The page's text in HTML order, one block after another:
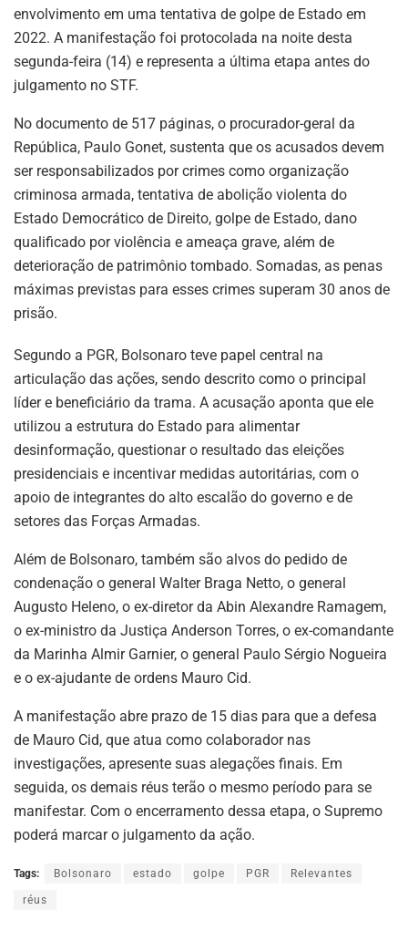
envolvimento em uma tentativa de golpe de Estado em
2022. A manifestação foi protocolada na noite desta
segunda-feira (14) e representa a última etapa antes do
julgamento no STF.
No documento de 517 páginas, o procurador-geral da
República, Paulo Gonet, sustenta que os acusados devem
ser responsabilizados por crimes como organização
criminosa armada, tentativa de abolição violenta do
Estado Democrático de Direito, golpe de Estado, dano
qualificado por violência e ameaça grave, além de
deterioração de patrimônio tombado. Somadas, as penas
máximas previstas para esses crimes superam 30 anos de
prisão.
Segundo a PGR, Bolsonaro teve papel central na
articulação das ações, sendo descrito como o principal
líder e beneficiário da trama. A acusação aponta que ele
utilizou a estrutura do Estado para alimentar
desinformação, questionar o resultado das eleições
presidenciais e incentivar medidas autoritárias, com o
apoio de integrantes do alto escalão do governo e de
setores das Forças Armadas.
Além de Bolsonaro, também são alvos do pedido de
condenação o general Walter Braga Netto, o general
Augusto Heleno, o ex-diretor da Abin Alexandre Ramagem,
o ex-ministro da Justiça Anderson Torres, o ex-comandante
da Marinha Almir Garnier, o general Paulo Sérgio Nogueira
e o ex-ajudante de ordens Mauro Cid.
A manifestação abre prazo de 15 dias para que a defesa
de Mauro Cid, que atua como colaborador nas
investigações, apresente suas alegações finais. Em
seguida, os demais réus terão o mesmo período para se
manifestar. Com o encerramento dessa etapa, o Supremo
poderá marcar o julgamento da ação.
Tags: Bolsonaro estado golpe PGR Relevantes
réus